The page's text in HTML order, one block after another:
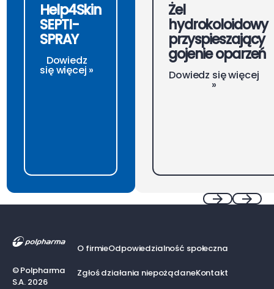
Help4Skin
SEPTI-
SPRAY
Dowiedz
się więcej »
Żel
hydrokoloidowy
przyspieszający
gojenie oparzeń
Dowiedz się więcej
»
©Polpharma
S.A. 2026
O firmieOdpowiedzialność społeczna
Zgłoś działania niepożądaneKontakt